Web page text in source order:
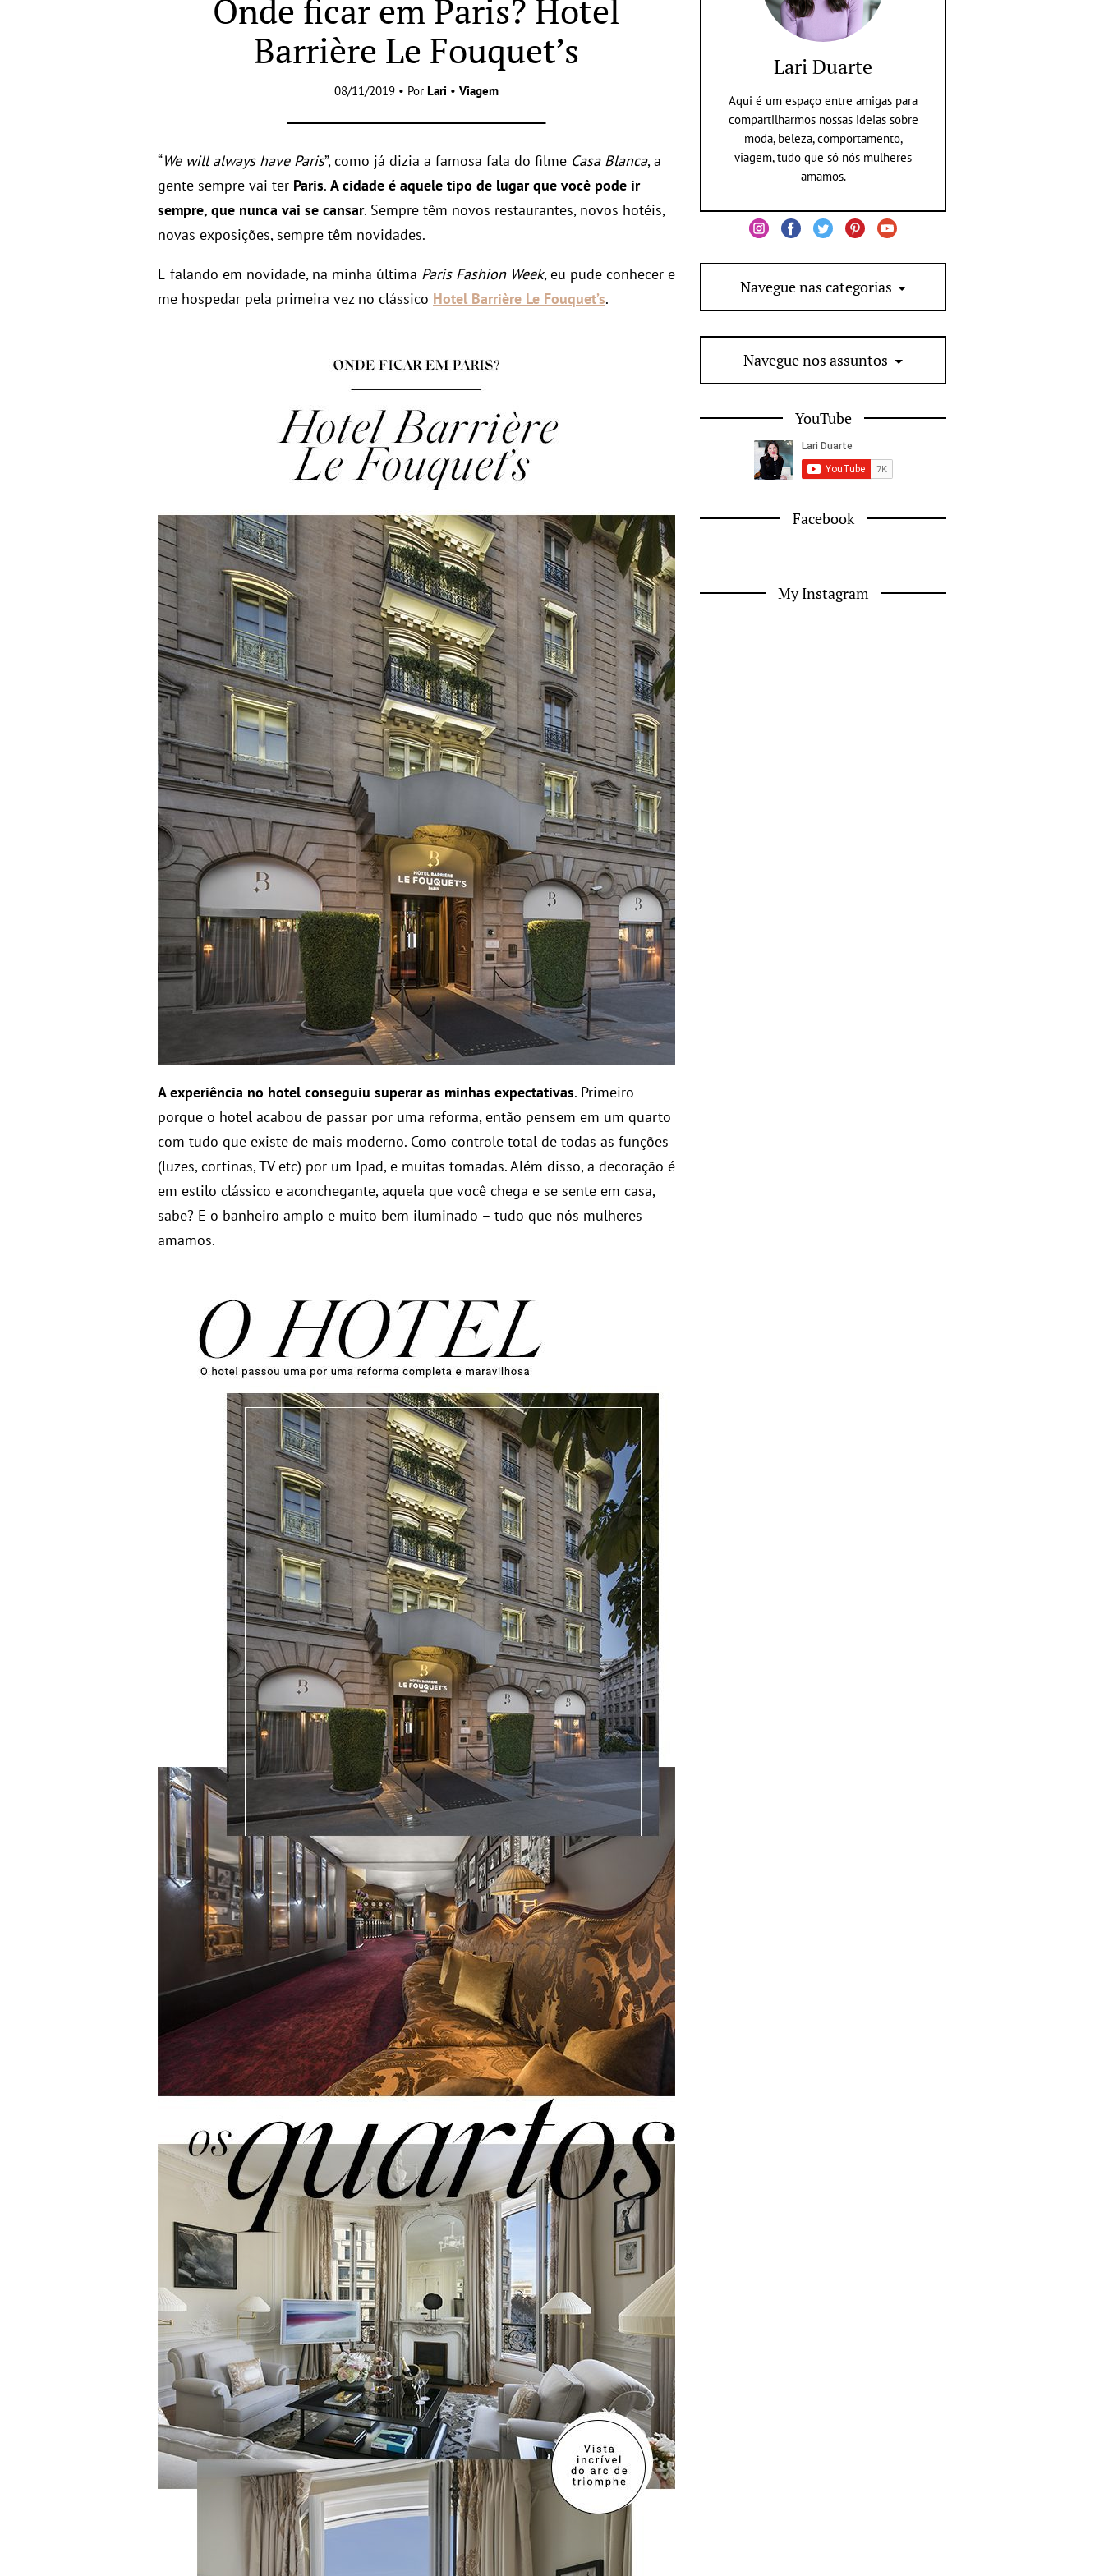
Onde ficar em Paris? Hotel
Barrière Le Fouquet’s
08/11/2019 • Por Lari • Viagem
“We will always have Paris”, como já dizia a famosa fala do filme Casa Blanca, a
gente sempre vai ter Paris. A cidade é aquele tipo de lugar que você pode ir
sempre, que nunca vai se cansar. Sempre têm novos restaurantes, novos hotéis,
novas exposições, sempre têm novidades.
E falando em novidade, na minha última Paris Fashion Week, eu pude conhecer e
me hospedar pela primeira vez no clássico Hotel Barrière Le Fouquet’s.
A experiência no hotel conseguiu superar as minhas expectativas. Primeiro
porque o hotel acabou de passar por uma reforma, então pensem em um quarto
com tudo que existe de mais moderno. Como controle total de todas as funções
(luzes, cortinas, TV etc) por um Ipad, e muitas tomadas. Além disso, a decoração é
em estilo clássico e aconchegante, aquela que você chega e se sente em casa,
sabe? E o banheiro amplo e muito bem iluminado – tudo que nós mulheres
amamos.
Lari Duarte
Aqui é um espaço entre amigas para
compartilharmos nossas ideias sobre
moda, beleza, comportamento,
viagem, tudo que só nós mulheres
amamos.
Navegue nas categorias
Navegue nos assuntos
YouTube
Facebook
My Instagram